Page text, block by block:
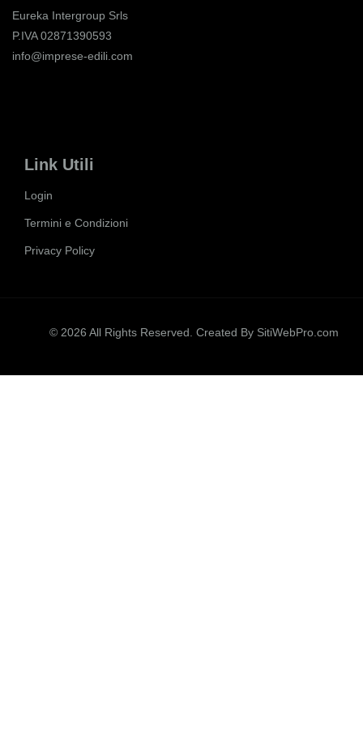
Eureka Intergroup Srls
P.IVA 02871390593
info@imprese-edili.com
Link Utili
Login
Termini e Condizioni
Privacy Policy
© 2026 All Rights Reserved. Created By SitiWebPro.com